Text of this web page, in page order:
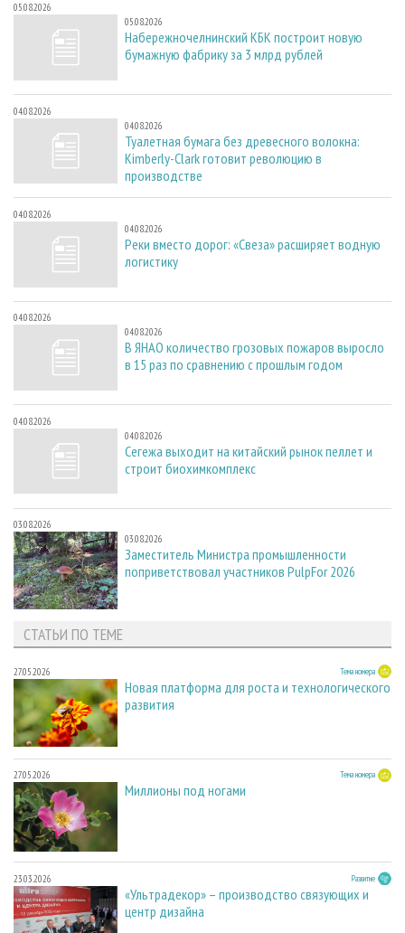
05.08.2026
05.08.2026
Набережночелнинский КБК построит новую
бумажную фабрику за 3 млрд рублей
04.08.2026
04.08.2026
Туалетная бумага без древесного волокна:
Kimberly-Clark готовит революцию в
производстве
04.08.2026
04.08.2026
Реки вместо дорог: «Свеза» расширяет водную
логистику
04.08.2026
04.08.2026
В ЯНАО количество грозовых пожаров выросло
в 15 раз по сравнению с прошлым годом
04.08.2026
04.08.2026
Сегежа выходит на китайский рынок пеллет и
строит биохимкомплекс
03.08.2026
03.08.2026
Заместитель Министра промышленности
поприветствовал участников PulpFor 2026
СТАТЬИ ПО ТЕМЕ
27.05.2026 Тема номера
Новая платформа для роста и технологического
развития
27.05.2026 Тема номера
Миллионы под ногами
23.03.2026 Развитие
«Ультрадекор» – производство связующих и
центр дизайна